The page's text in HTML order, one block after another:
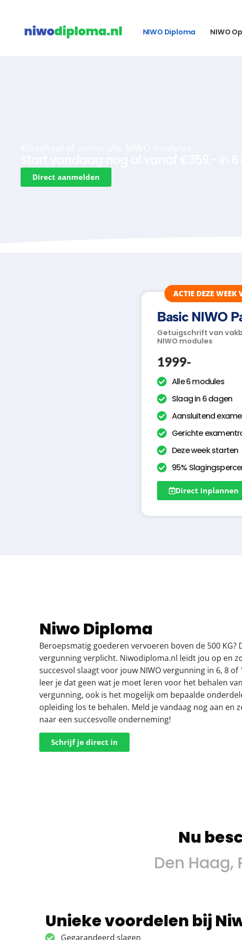
NIWO Diploma NIWO
Direct aanmelden
Basic NIWO
Getuigschrift van
NIWO modules
ACTIE DEZE
1999-
Alle 6 modules
Slaag in 6 dagen
Aansluitend
Gerichte
Deze week starten
95%
Direct inplannen
Niwo Diploma
Beroepsmatig goederen vervoeren boven de 500 KG?
vergunning verplicht. Niwodiploma.nl leidt jou op en
succesvol slaagt voor jouw NIWO vergunning in 6, 8 of
leer je dat geen wat je moet leren voor het behalen
vergunning, ook is het mogelijk om bepaalde
opleiding los te behalen. Meld je vandaag nog aan en
naar een succesvolle onderneming!
Schrijf je direct in
Nu
Den
Unieke voordelen bij
Gegarandeerd slagen